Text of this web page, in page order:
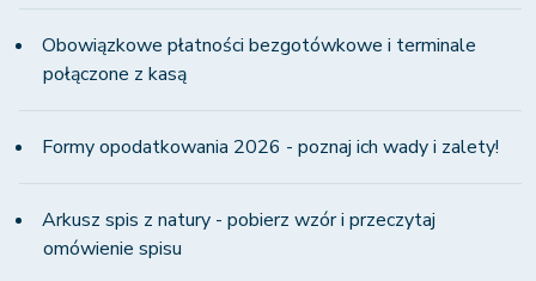
Obowiązkowe płatności bezgotówkowe i terminale
połączone z kasą
Formy opodatkowania 2026 - poznaj ich wady i zalety!
Arkusz spis z natury - pobierz wzór i przeczytaj
omówienie spisu